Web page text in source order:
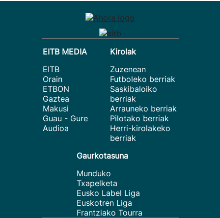
EITB MEDIA
EITB
Orain
ETBON
Gaztea
Makusi
Guau - Gure
Audioa
Kirolak
Zuzenean
Futboleko berriak
Saskibaloiko
berriak
Arrauneko berriak
Pilotako berriak
Herri-kirolakeko
berriak
Gaurkotasuna
Munduko
Txapelketa
Eusko Label Liga
Euskotren Liga
Frantziako Tourra